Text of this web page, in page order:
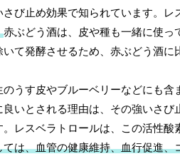
び止め効果で知られています。レ
赤ぶどう酒は、皮や種も一緒に使っ
て発酵させるため、赤ぶどう酒に
うす皮やブルーベリーなどにも
いとされる理由は、その強いさ
レスベラトロールは、この活性
は、血管の健康維持、血行促進